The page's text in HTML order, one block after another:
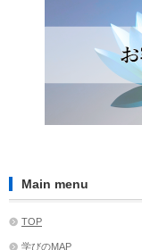
Main menu
TOP
学びのMAP